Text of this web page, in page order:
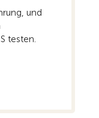
und
testen.